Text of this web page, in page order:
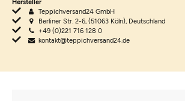
Teppichversand24 GmbH
Berliner Str. 2-6, (51063 Köln), Deutschland
+49 (0)221 716 128 0
kontakt@teppichversand24.de